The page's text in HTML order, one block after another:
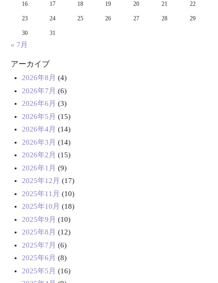
16 17 18 19 20 21 22
23 24 25 26 27 28 29
30 31
« 7月
アーカイブ
2026年8月 (4)
2026年7月 (6)
2026年6月 (3)
2026年5月 (15)
2026年4月 (14)
2026年3月 (14)
2026年2月 (15)
2026年1月 (9)
2025年12月 (17)
2025年11月 (10)
2025年10月 (18)
2025年9月 (10)
2025年8月 (12)
2025年7月 (6)
2025年6月 (8)
2025年5月 (16)